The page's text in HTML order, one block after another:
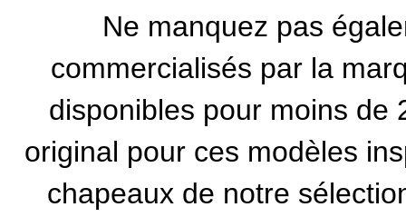
Ne manquez pas
commercialisés par la
disponibles pour moins de
original pour ces modèles
chapeaux de notre